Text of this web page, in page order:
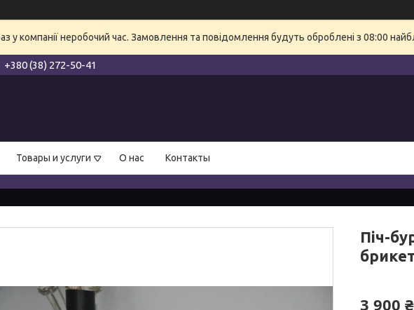
у компанії неробочий час. Замовлення та повідомлення будуть оброблені з 08:00
+380 (38) 272-50-41
Товары и услуги О нас Контакты
Піч-
3 900 ₴